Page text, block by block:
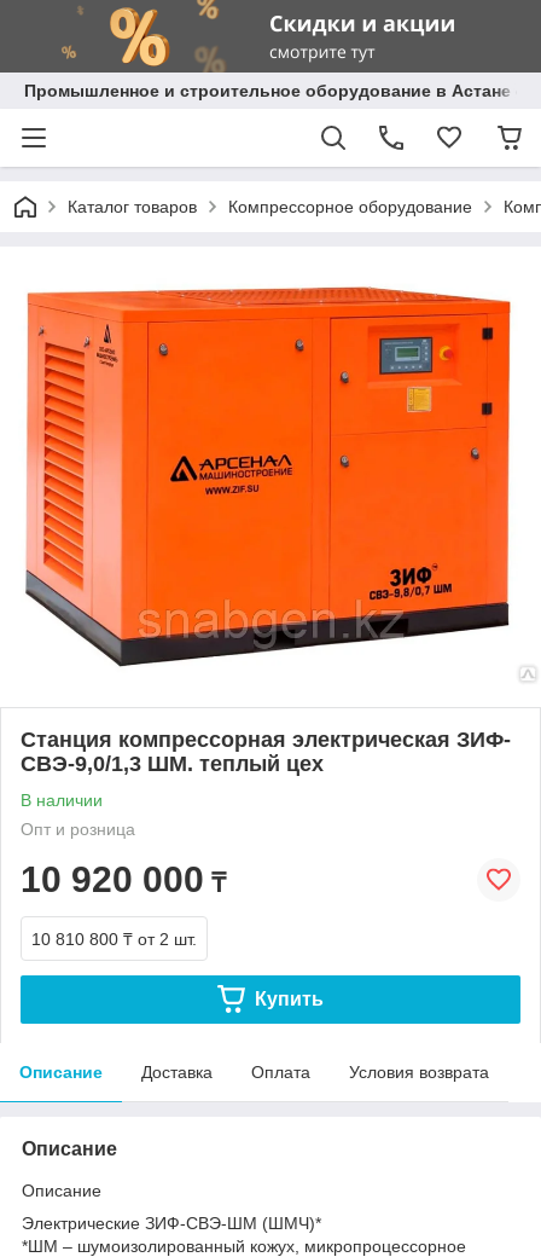
Промышленное и строительное оборудование в Астане с
Каталог товаров Компрессорное оборудование
Станция компрессорная электрическая ЗИФ-
СВЭ-9,0/1,3 ШМ. теплый цех
В наличии
Опт и розница
10 920 000 ₸
10 810 800 ₸ от 2 шт.
Купить
Описание Доставка Оплата Условия возврата
Описание
Описание
Электрические ЗИФ-СВЭ-ШМ (ШМЧ)*
*ШМ – шумоизолированный кожух, микропроцессорное